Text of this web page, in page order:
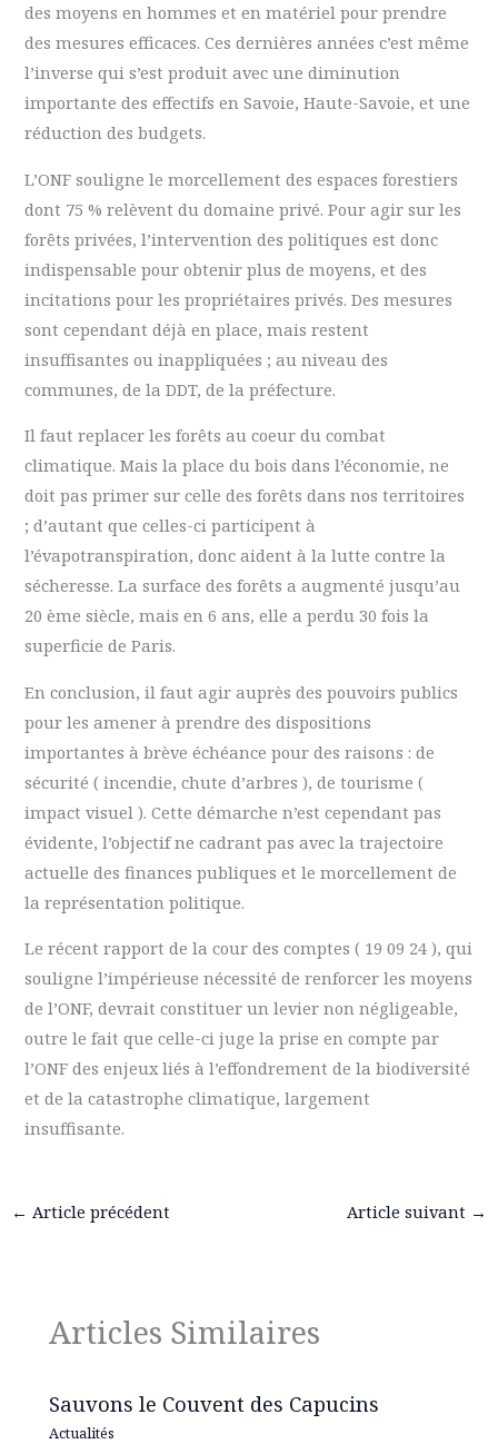
des moyens en hommes et en matériel pour prendre
des mesures efficaces. Ces dernières années c’est même
l’inverse qui s’est produit avec une diminution
importante des effectifs en Savoie, Haute-Savoie, et une
réduction des budgets.
L’ONF souligne le morcellement des espaces forestiers
dont 75 % relèvent du domaine privé. Pour agir sur les
forêts privées, l’intervention des politiques est donc
indispensable pour obtenir plus de moyens, et des
incitations pour les propriétaires privés. Des mesures
sont cependant déjà en place, mais restent
insuffisantes ou inappliquées ; au niveau des
communes, de la DDT, de la préfecture.
Il faut replacer les forêts au coeur du combat
climatique. Mais la place du bois dans l’économie, ne
doit pas primer sur celle des forêts dans nos territoires
; d’autant que celles-ci participent à
l’évapotranspiration, donc aident à la lutte contre la
sécheresse. La surface des forêts a augmenté jusqu’au
20 ème siècle, mais en 6 ans, elle a perdu 30 fois la
superficie de Paris.
En conclusion, il faut agir auprès des pouvoirs publics
pour les amener à prendre des dispositions
importantes à brève échéance pour des raisons : de
sécurité ( incendie, chute d’arbres ), de tourisme (
impact visuel ). Cette démarche n’est cependant pas
évidente, l’objectif ne cadrant pas avec la trajectoire
actuelle des finances publiques et le morcellement de
la représentation politique.
Le récent rapport de la cour des comptes ( 19 09 24 ), qui
souligne l’impérieuse nécessité de renforcer les moyens
de l’ONF, devrait constituer un levier non négligeable,
outre le fait que celle-ci juge la prise en compte par
l’ONF des enjeux liés à l’effondrement de la biodiversité
et de la catastrophe climatique, largement
insuffisante.
← Article précédent Article suivant →
Articles Similaires
Sauvons le Couvent des Capucins
Actualités